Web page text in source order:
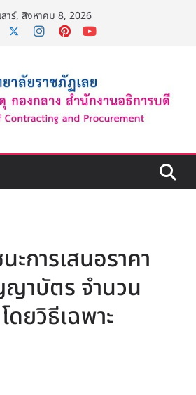
สาร์, สิงหาคม 8, 2026
ะการเสนอราคา
าบัตร จำนวน
ยวิธีเฉพาะ